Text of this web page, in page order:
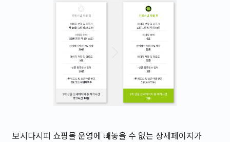
보시다시피 쇼핑몰 운영에 빼놓을 수 없는 상세페이지가